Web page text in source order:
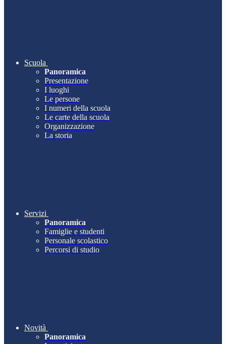
Scuola
Panoramica
Presentazione
I luoghi
Le persone
I numeri della scuola
Le carte della scuola
Organizzazione
La storia
Servizi
Panoramica
Famiglie e studenti
Personale scolastico
Percorsi di studio
Novità
Panoramica